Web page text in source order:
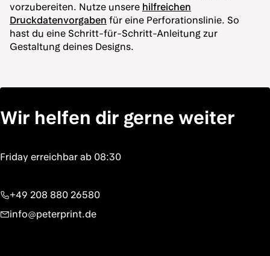
vorzubereiten. Nutze unsere hilfreichen
Druckdatenvorgaben für eine Perforationslinie. So
hast du eine Schritt-für-Schritt-Anleitung zur
Gestaltung deines Designs.
Wir helfen dir gerne weiter
+49 208 880 26580
info@peterprint.de